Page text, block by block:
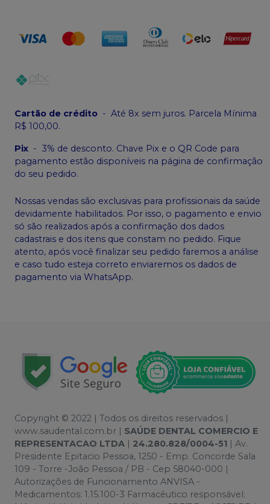
Cartão de crédito - Até 8x sem juros. Parcela Mínima
R$ 100,00.
Pix - 3% de desconto. Chave Pix e o QR Code para
pagamento estão disponíveis na página de confirmação
do seu pedido.
Nossas vendas são exclusivas para profissionais da saúde
devidamente habilitados. Por isso, o pagamento e envio
só são realizados após a confirmação dos dados
cadastrais e dos itens que constam no pedido. Fique
atento, após você finalizar seu pedido faremos a análise
e caso tudo esteja correto enviaremos os dados de
pagamento via WhatsApp.
Copyright © 2022 | Todos os direitos reservados |
www.saudental.com.br | SAÚDE DENTAL COMERCIO E
REPRESENTACAO LTDA | 24.280.828/0004-51 | Av.
Presidente Epitacio Pessoa, 1250 - Emp. Concorde Sala
109 - Torre -João Pessoa / PB - Cep 58040-000 |
Autorizações de Funcionamento ANVISA -
Medicamentos: 1.15.100-3 Farmacêutico responsável: